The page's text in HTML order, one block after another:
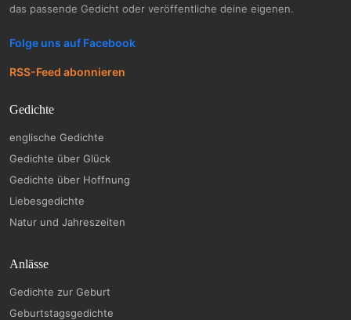
das passende Gedicht oder veröffentliche deine eigenen.
Folge uns auf Facebook
RSS-Feed abonnieren
Gedichte
englische Gedichte
Gedichte über Glück
Gedichte über Hoffnung
Liebesgedichte
Natur und Jahreszeiten
Anlässe
Gedichte zur Geburt
Geburtstagsgedichte